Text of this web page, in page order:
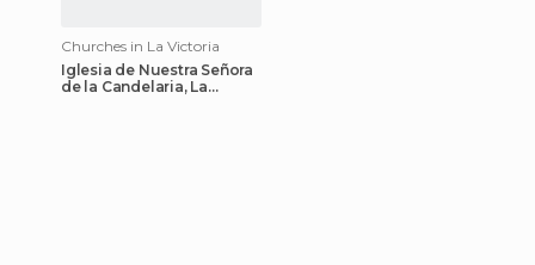
Churches in La Victoria
Iglesia de Nuestra Señora
de la Candelaria, La